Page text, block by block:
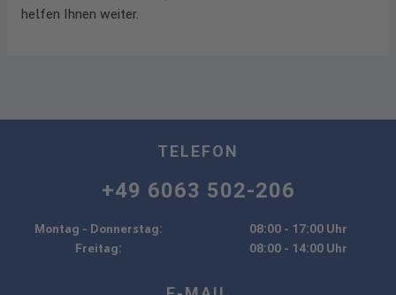
helfen Ihnen weiter.
TELEFON
+49 6063 502-206
Montag - Donnerstag:
08:00 - 17:00 Uhr
Freitag:
08:00 - 14:00 Uhr